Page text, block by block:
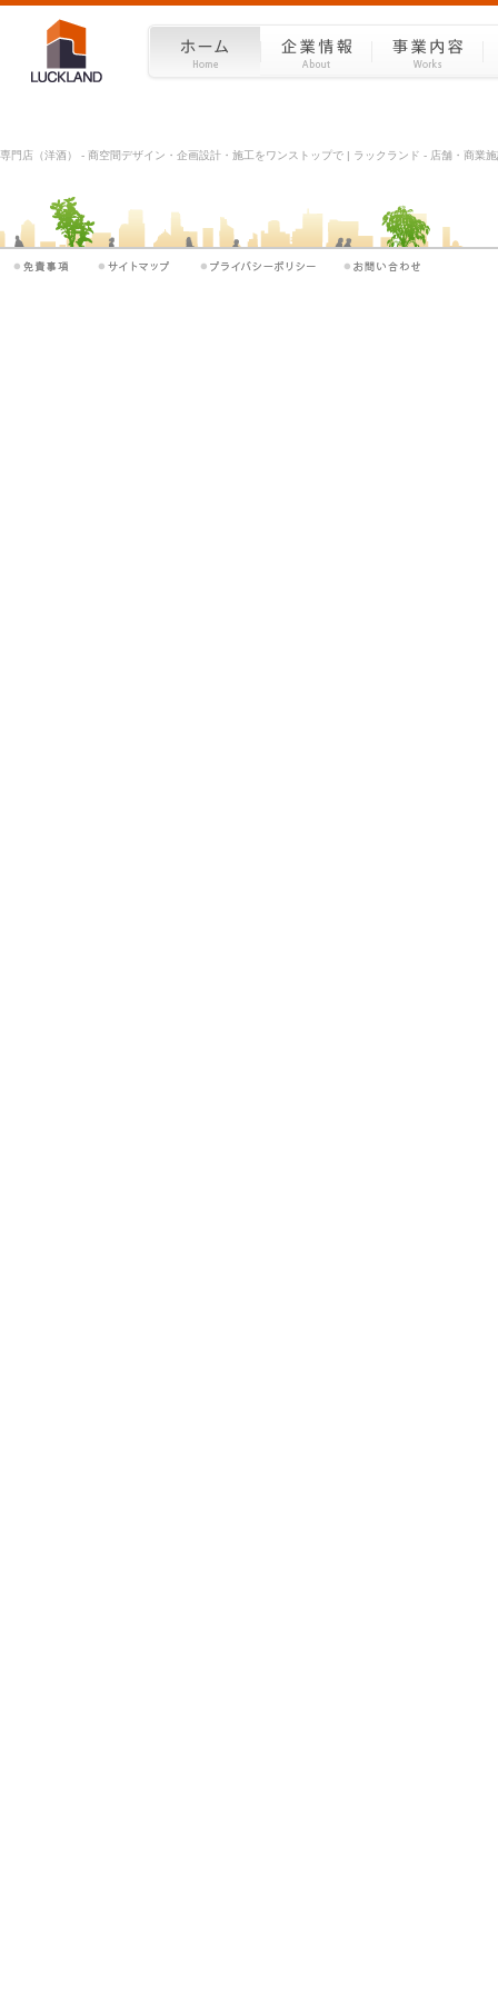
専門店（洋酒） - 商空間デザイン・企画設計・施工をワンストップで | ラックランド - 店舗・商業